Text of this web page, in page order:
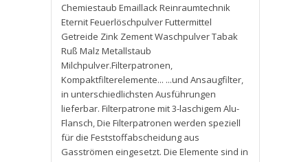
Chemiestaub Emaillack Reinraumtechnik
Eternit Feuerlöschpulver Futtermittel
Getreide Zink Zement Waschpulver Tabak
Ruß Malz Metallstaub
Milchpulver.Filterpatronen,
Kompaktfilterelemente... ...und Ansaugfilter,
in unterschiedlichsten Ausführungen
lieferbar. Filterpatrone mit 3-laschigem Alu-
Flansch,Die Filterpatronen werden speziell
für die Feststoffabscheidung aus
Gasströmen eingesetzt. Die Elemente sind in